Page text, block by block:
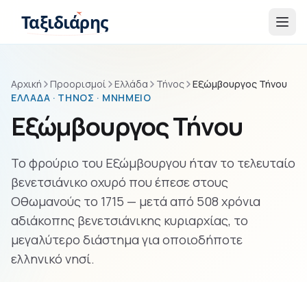
Ταξιδιάρης
Αρχική Προορισμοί Ελλάδα Τήνος
Εξώμβουργος Τήνου
ΕΛΛΆΔΑ · ΤΉΝΟΣ · ΜΝΗΜΕΊΟ
Εξώμβουργος Τήνου
Το φρούριο του Εξώμβουργου ήταν το τελευταίο
βενετσιάνικο οχυρό που έπεσε στους
Οθωμανούς το 1715 — μετά από 508 χρόνια
αδιάκοπης βενετσιάνικης κυριαρχίας, το
μεγαλύτερο διάστημα για οποιοδήποτε
ελληνικό νησί.